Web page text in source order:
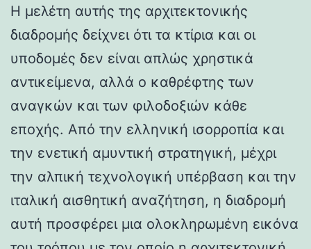
Η μελέτη αυτής της αρχιτεκτονικής
διαδρομής δείχνει ότι τα κτίρια και οι
υποδομές δεν είναι απλώς χρηστικά
αντικείμενα, αλλά ο καθρέφτης των
αναγκών και των φιλοδοξιών κάθε
εποχής. Από την ελληνική ισορροπία και
την ενετική αμυντική στρατηγική, μέχρι
την αλπική τεχνολογική υπέρβαση και την
ιταλική αισθητική αναζήτηση, η διαδρομή
αυτή προσφέρει μια ολοκληρωμένη εικόνα